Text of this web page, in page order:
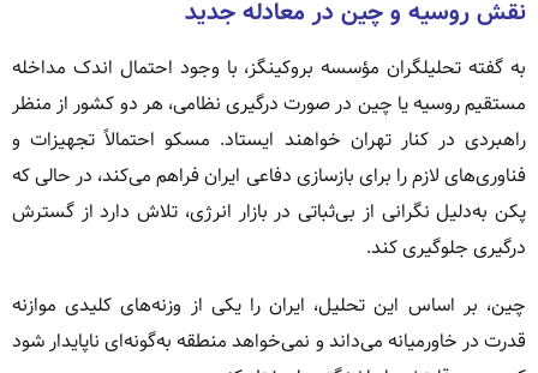
نقش روسیه و چین در معادله جدید
به گفته تحلیلگران مؤسسه بروکینگز، با وجود احتمال اندک مداخله
مستقیم روسیه یا چین در صورت درگیری نظامی، هر دو کشور از منظر
راهبردی در کنار تهران خواهند ایستاد. مسکو احتمالاً تجهیزات و
فناوری‌های لازم را برای بازسازی دفاعی ایران فراهم می‌کند، در حالی که
پکن به‌دلیل نگرانی از بی‌ثباتی در بازار انرژی، تلاش دارد از گسترش
درگیری جلوگیری کند.
چین، بر اساس این تحلیل، ایران را یکی از وزنه‌های کلیدی موازنه
قدرت در خاورمیانه می‌داند و نمی‌خواهد منطقه به‌گونه‌ای ناپایدار شود